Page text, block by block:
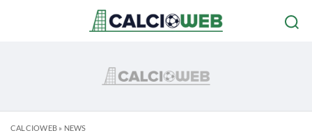
CALCIOWEB» NEWS